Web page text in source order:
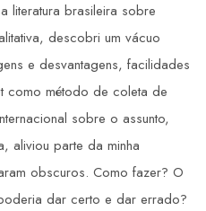
literatura brasileira sobre
descobri um vácuo
e desvantagens, facilidades
como método de coleta de
sobre o assunto,
aliviou parte da minha
obscuros. Como fazer? O
dar certo e dar errado?